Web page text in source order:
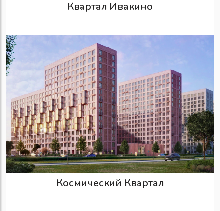
Квартал Ивакино
Космический Квартал